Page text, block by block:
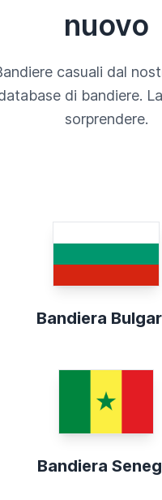
nuovo
casuali dal
di bandiere.
sorprendere.
Bandiera
Bandiera